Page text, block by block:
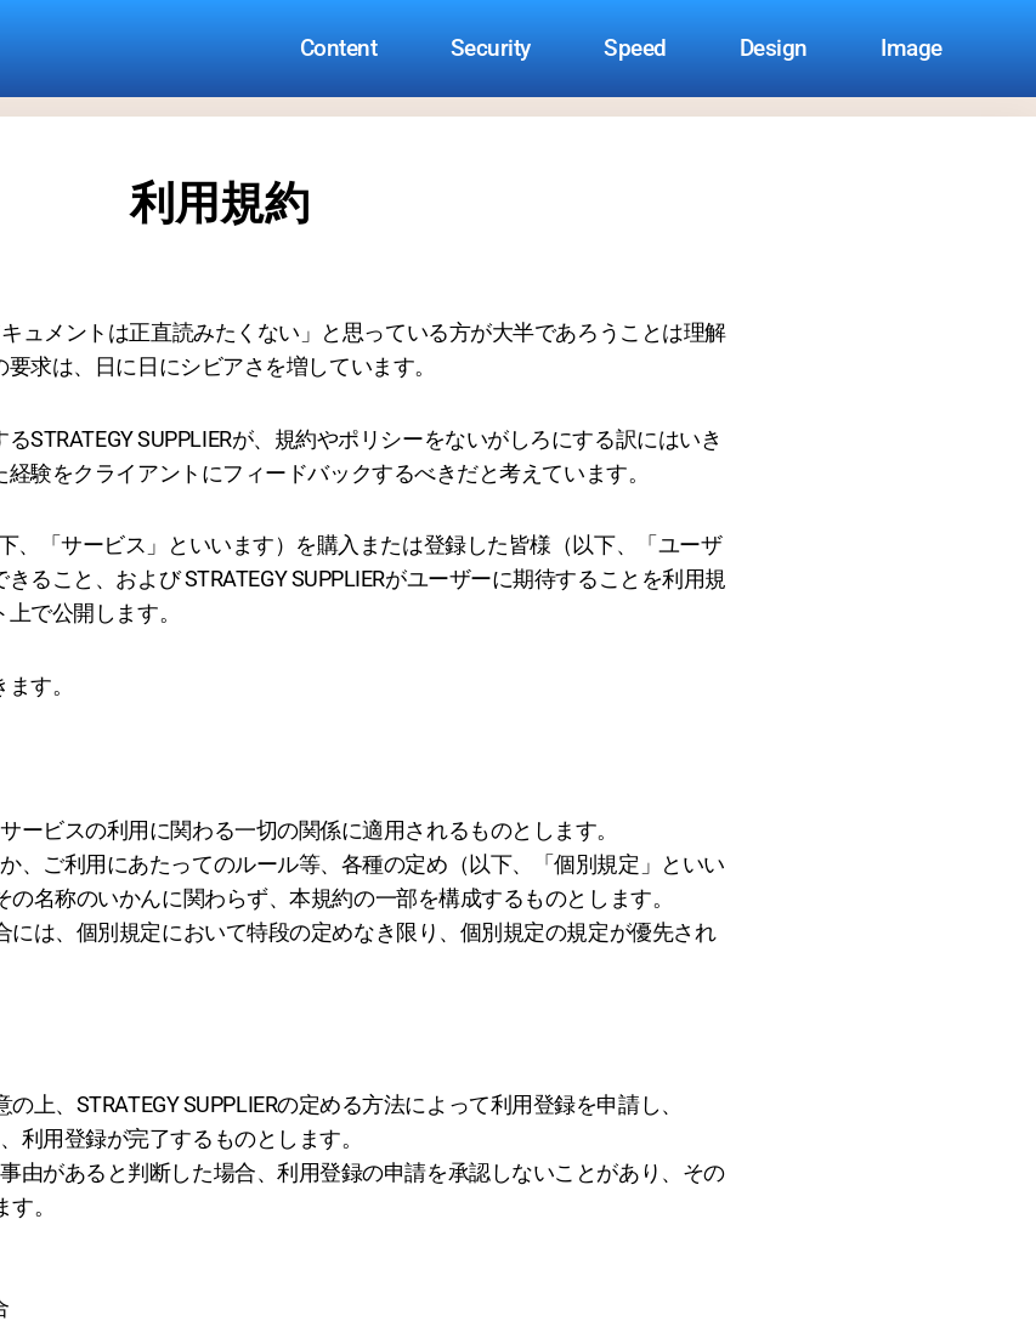
Content Security Speed Design Image
利用規約
ュメントは正直読みたくない」と思っている方が大半であろうことは理解
求は、日に日にシビアさを増しています。
STRATEGY SUPPLIERが、規約やポリシーをないがしろにする訳にはいき
験をクライアントにフィードバックするべきだと考えています。
、「サービス」といいます）を購入または登録した皆様（以下、「ユーザ
ること、および STRATEGY SUPPLIERがユーザーに期待することを利用規
で公開します。
す。
ービスの利用に関わる一切の関係に適用されるものとします。
、ご利用にあたってのルール等、各種の定め（以下、「個別規定」といい
名称のいかんに関わらず、本規約の一部を構成するものとします。
は、個別規定において特段の定めなき限り、個別規定の規定が優先され
上、STRATEGY SUPPLIERの定める方法によって利用登録を申請し、
利用登録が完了するものとします。
由があると判断した場合、利用登録の申請を承認しないことがあり、その
。